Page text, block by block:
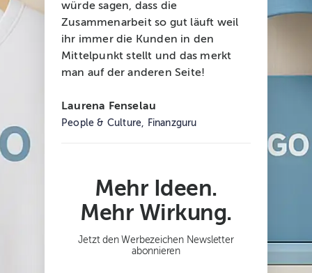
würde sagen, dass die
Zusammenarbeit so gut läuft weil
ihr immer die Kunden in den
Mittelpunkt stellt und das merkt
man auf der anderen Seite!
Laurena Fenselau
People & Culture, Finanzguru
Mehr Ideen.
Mehr Wirkung.
Jetzt den Werbezeichen Newsletter
abonnieren